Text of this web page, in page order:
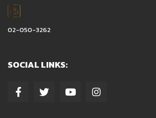
02-050-3262
SOCIAL LINKS: